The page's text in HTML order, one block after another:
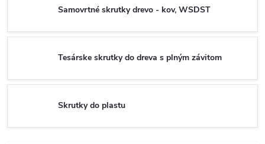
Samovrtné skrutky drevo - kov, WSDST
Tesárske skrutky do dreva s plným závitom
Skrutky do plastu